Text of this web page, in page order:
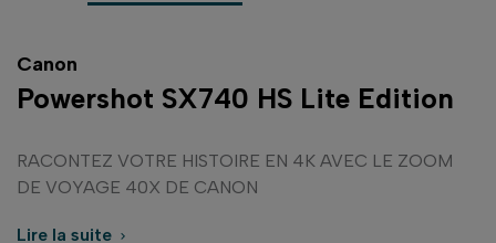
Canon
Powershot SX740 HS Lite Edition
RACONTEZ VOTRE HISTOIRE EN 4K AVEC LE ZOOM
DE VOYAGE 40X DE CANON
Lire la suite 